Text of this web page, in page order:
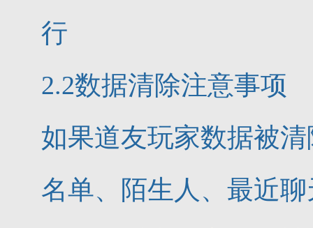
行
2.2数据清除注意事项
如果道友玩家数据被
名单、陌生人、最近